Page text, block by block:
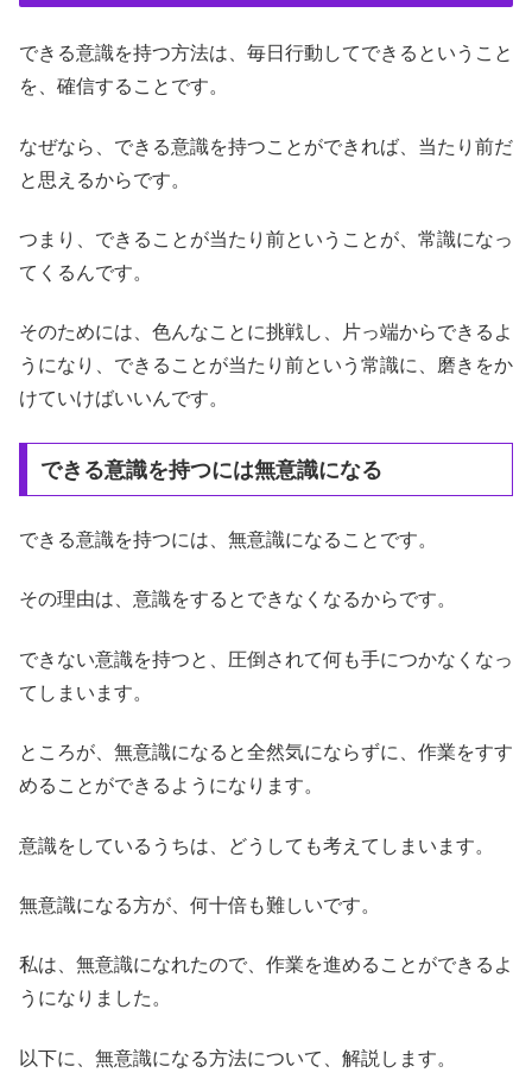
できる意識を持つ方法は、毎日行動してできるということ
を、確信することです。
なぜなら、できる意識を持つことができれば、当たり前だ
と思えるからです。
つまり、できることが当たり前ということが、常識になっ
てくるんです。
そのためには、色んなことに挑戦し、片っ端からできるよ
うになり、できることが当たり前という常識に、磨きをか
けていけばいいんです。
できる意識を持つには無意識になる
できる意識を持つには、無意識になることです。
その理由は、意識をするとできなくなるからです。
できない意識を持つと、圧倒されて何も手につかなくなっ
てしまいます。
ところが、無意識になると全然気にならずに、作業をすす
めることができるようになります。
意識をしているうちは、どうしても考えてしまいます。
無意識になる方が、何十倍も難しいです。
私は、無意識になれたので、作業を進めることができるよ
うになりました。
以下に、無意識になる方法について、解説します。